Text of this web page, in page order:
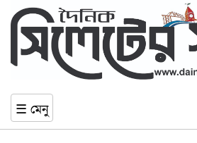
☰ মেনু